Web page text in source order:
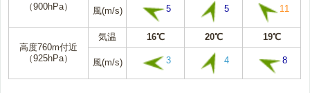
（900hPa）
風(m/s) 5 5 11
高度760m付近
（925hPa）
気温 16℃ 20℃ 19℃
風(m/s) 3 4 8